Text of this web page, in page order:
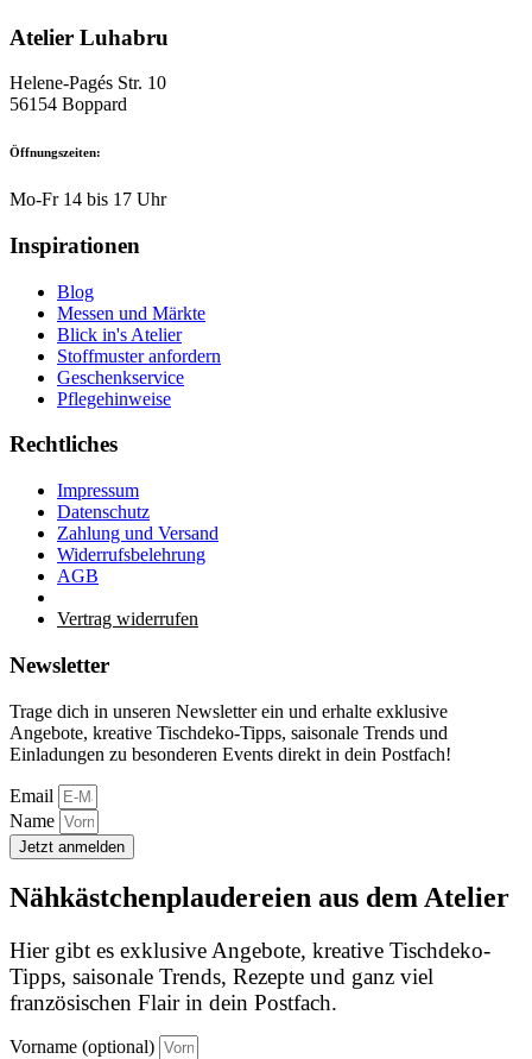
Atelier Luhabru
Helene-Pagés Str. 10
56154 Boppard
Öffnungszeiten:
Mo-Fr 14 bis 17 Uhr
Inspirationen
Blog
Messen und Märkte
Blick in's Atelier
Stoffmuster anfordern
Geschenkservice
Pflegehinweise
Rechtliches
Impressum
Datenschutz
Zahlung und Versand
Widerrufsbelehrung
AGB
Vertrag widerrufen
Newsletter
Trage dich in unseren Newsletter ein und erhalte exklusive
Angebote, kreative Tischdeko-Tipps, saisonale Trends und
Einladungen zu besonderen Events direkt in dein Postfach!
Email
Name
Jetzt anmelden
Nähkästchenplaudereien aus dem Atelier
Hier gibt es exklusive Angebote, kreative Tischdeko-
Tipps, saisonale Trends, Rezepte und ganz viel
französischen Flair in dein Postfach.
Vorname (optional)